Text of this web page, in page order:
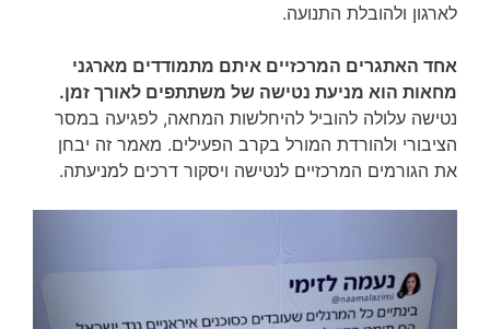
לארגון ולהובלת התנועה.
אחד האתגרים המרכזיים איתם מתמודדים מארגני
מחאות הוא מניעת נטישה של משתתפים לאורך זמן.
נטישה עלולה להוביל להיחלשות המחאה, לפגיעה במסר
הציבורי ולהורדת המורל בקרב הפעילים. מאמר זה יבחן
את הגורמים המרכזיים לנטישה ויסקור דרכים למניעתה.